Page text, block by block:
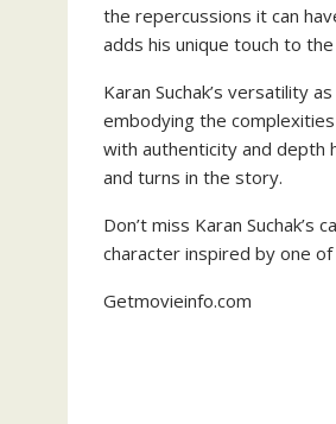
the repercussions it can
adds his unique touch to
Karan Suchak’s versatility
embodying the
with authenticity and depth
and turns in the story.
Don’t miss Karan Suchak’s
character inspired by one
Getmovieinfo.com